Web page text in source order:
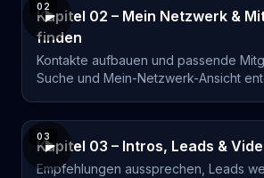
02
Kapitel 02 – Mein Netzwerk &
finden
Kontakte aufbauen und passende
Suche und Mein-Netzwerk-Ansicht
03
Kapitel 03 – Intros, Leads &
Empfehlungen aussprechen, Leads